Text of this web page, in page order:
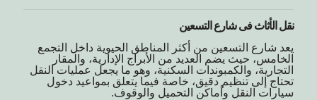
نقل الأثاث فى شارع التسعين
يعد شارع التسعين من أكثر المناطق الحيوية داخل التجمع
الخامس، حيث يضم العديد من الأبراج الإدارية، والمقار
التجارية، والكمبوندات السكنية، وهو ما يجعل عمليات النقل
تحتاج إلى تنظيم دقيق، خاصة فيما يتعلق بمواعيد دخول
سيارات النقل وأماكن التحميل والوقوف.